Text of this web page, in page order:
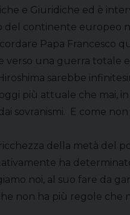
e Giuridiche ed è
del continente
Papa Francesco
verso una guerra
sarebbe
più attuale che
sovranismi. E come
della metà del
ha
noi, al suo fare da
non ha più regole che